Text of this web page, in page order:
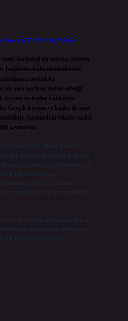
live:.cid.575569c608265c69
herhangi bir marka, kurum
bağlantısı bulunmamaktadır.
makaleler
yer alan içerikler haber niteliği
kurum ve kişiler hakkında
Gerçek kurum ve kişiler ile isim
Sitemizdeki bilgiler taslak
taşımazlar.
gereğince Bilgi Teknolojileri ve
onaylanmış bir Yer Sağlayıcı
nedenle, sitedeki içerikleri proaktif
yükümlülüğümüz
yazdıkları içeriklerin
siteye üye olarak bu sorumluluğu
aykırı olduğunu düşündüğünüz
adresine bildirmeniz
içerisinde sitemizden